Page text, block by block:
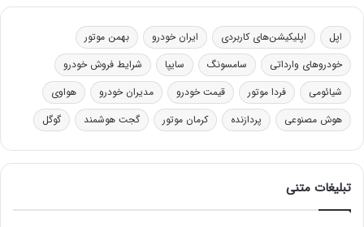
اپل اپلیکیشن‌های کاربردی ایران خودرو
بهمن موتور
خودروهای وارداتی
سامسونگ سایپا
شرایط فروش خودرو
شیائومی
فردا موتور قیمت خودرو مدیران خودرو
هواوی
هوش مصنوعی
پردازنده کرمان موتور گجت هوشمند گوگل
تبلیغات متنی